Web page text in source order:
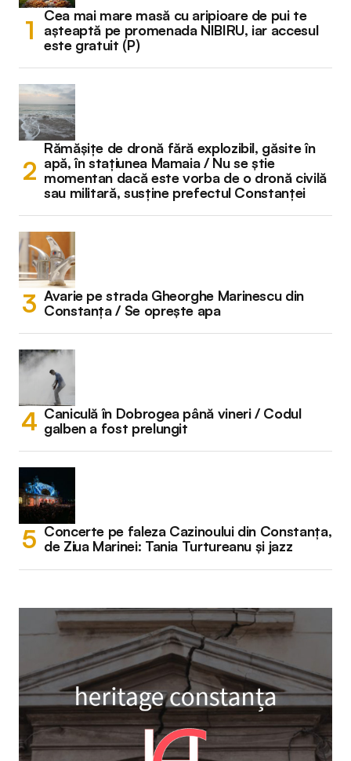
Cea mai mare masă cu aripioare de pui te
așteaptă pe promenada NIBIRU, iar accesul
este gratuit (P)
Rămășițe de dronă fără explozibil, găsite în
apă, în stațiunea Mamaia / Nu se știe
momentan dacă este vorba de o dronă civilă
sau militară, susține prefectul Constanței
Avarie pe strada Gheorghe Marinescu din
Constanța / Se oprește apa
Caniculă în Dobrogea până vineri / Codul
galben a fost prelungit
Concerte pe faleza Cazinoului din Constanța,
de Ziua Marinei: Tania Turtureanu și jazz